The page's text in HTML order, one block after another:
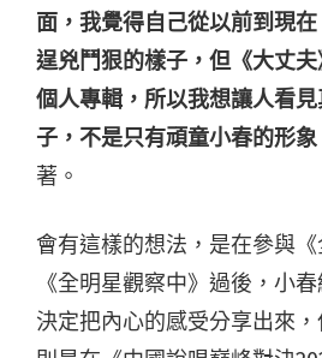
面，我覺得自己從以前到現
逞兇鬥狠的樣子，但《大丈
個人專輯，所以我想讓人看
子，不是只有頑童小春的形象
著。
會有這樣的想法，是在參與
《全明星觀察中》過後，小
決定把內心的感受分享出來，